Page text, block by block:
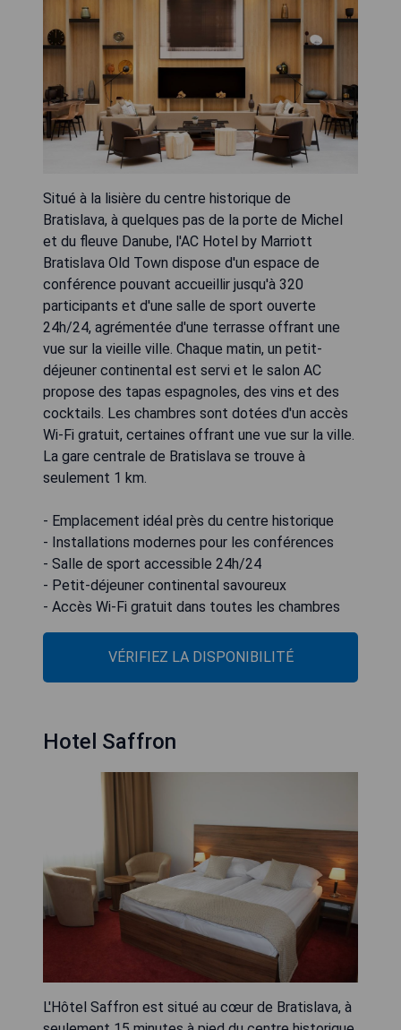
Situé à la lisière du centre historique de
Bratislava, à quelques pas de la porte de Michel
et du fleuve Danube, l'AC Hotel by Marriott
Bratislava Old Town dispose d'un espace de
conférence pouvant accueillir jusqu'à 320
participants et d'une salle de sport ouverte
24h/24, agrémentée d'une terrasse offrant une
vue sur la vieille ville. Chaque matin, un petit-
déjeuner continental est servi et le salon AC
propose des tapas espagnoles, des vins et des
cocktails. Les chambres sont dotées d'un accès
Wi-Fi gratuit, certaines offrant une vue sur la ville.
La gare centrale de Bratislava se trouve à
seulement 1 km.
- Emplacement idéal près du centre historique
- Installations modernes pour les conférences
- Salle de sport accessible 24h/24
- Petit-déjeuner continental savoureux
- Accès Wi-Fi gratuit dans toutes les chambres
VÉRIFIEZ LA DISPONIBILITÉ
Hotel Saffron
L'Hôtel Saffron est situé au cœur de Bratislava, à